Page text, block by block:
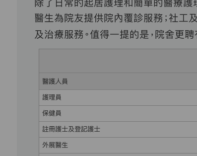
除了日常的起居護理和簡單的醫療
醫生為院友提供院內覆診服務；社工
及治療服務。值得一提的是，院舍更
醫護人員
護理員
保健員
註冊護士及登記護士
外展醫生